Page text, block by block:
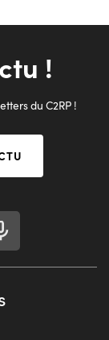
!
du C2RP !